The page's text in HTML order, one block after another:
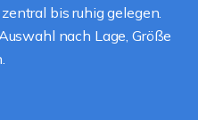
bis ruhig gelegen.
nach Lage, Größe